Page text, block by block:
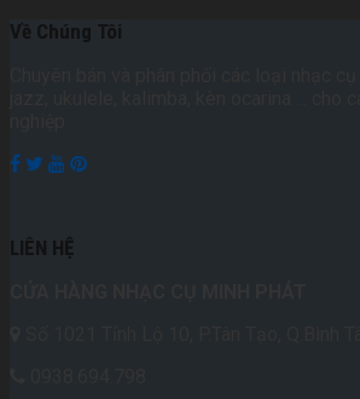
Về Chúng Tôi
LIÊN HỆ